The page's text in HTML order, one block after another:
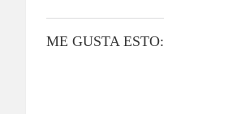
ME GUSTA ESTO: